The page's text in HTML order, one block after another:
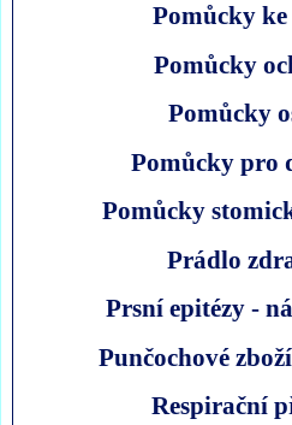
Pomůcky
Pomůcky
Pomůcky
Pomůcky pro
Pomůcky
Prádlo
Prsní epitézy -
Punčochové
Respirační